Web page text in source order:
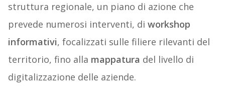
struttura regionale, un piano di azione che
prevede numerosi interventi, di workshop
informativi, focalizzati sulle filiere rilevanti del
territorio, fino alla mappatura del livello di
digitalizzazione delle aziende.